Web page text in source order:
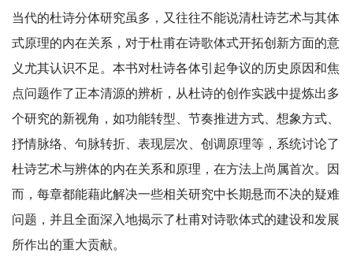
当代的杜诗分体研究虽多，又往往不能说清杜诗艺术与其体
式原理的内在关系，对于杜甫在诗歌体式开拓创新方面的意
义尤其认识不足。本书对杜诗各体引起争议的历史原因和焦
点问题作了正本清源的辨析，从杜诗的创作实践中提炼出多
个研究的新视角，如功能转型、节奏推进方式、想象方式、
抒情脉络、句脉转折、表现层次、创调原理等，系统讨论了
杜诗艺术与辨体的内在关系和原理，在方法上尚属首次。因
而，每章都能藉此解决一些相关研究中长期悬而不决的疑难
问题，并且全面深入地揭示了杜甫对诗歌体式的建设和发展
所作出的重大贡献。